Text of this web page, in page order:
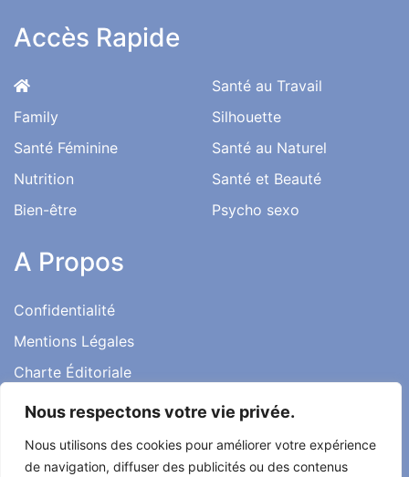
Nous respectons votre vie privée.
Nous utilisons des cookies pour améliorer votre expérience
de navigation, diffuser des publicités ou des contenus
Accès Rapide
Family
Santé Féminine
Nutrition
Bien-être
Santé au Travail
Silhouette
Santé au Naturel
Santé et Beauté
Psycho sexo
A Propos
Confidentialité
Mentions Légales
Charte Éditoriale
Conditions d’utilisation
Témoignages